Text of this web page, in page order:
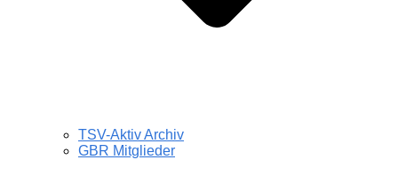
TSV-Aktiv Archiv
GBR Mitglieder